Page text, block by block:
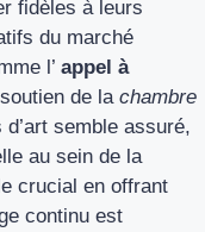
fidèles à leurs
du marché
l’ appel à
de la chambre
semble assuré,
au sein de la
crucial en offrant
continu est